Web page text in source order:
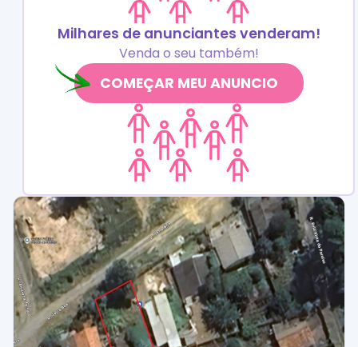
Milhares de anunciantes venderam!
Venda o seu também!
COMEÇAR MEU ANUNCIO